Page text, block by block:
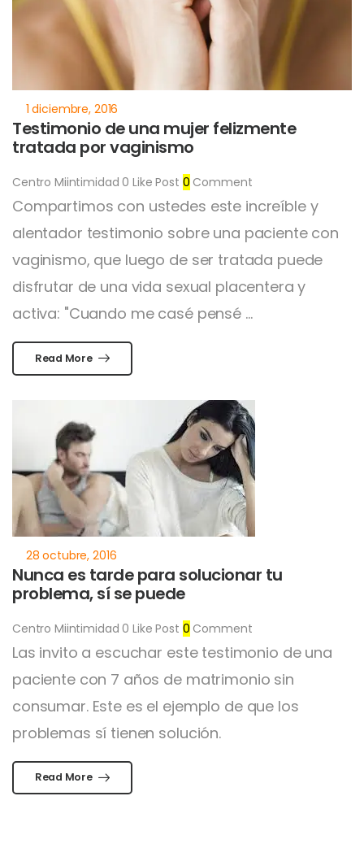
Testimonio de una mujer felizmente
tratada por vaginismo
Centro Miintimidad 0 Like Post 0 Comment
Compartimos con ustedes este increíble y
alentador testimonio sobre una paciente con
vaginismo, que luego de ser tratada puede
disfrutar de una vida sexual placentera y
activa: "Cuando me casé pensé ...
Read More
Nunca es tarde para solucionar tu
problema, sí se puede
Centro Miintimidad 0 Like Post 0 Comment
Las invito a escuchar este testimonio de una
paciente con 7 años de matrimonio sin
consumar. Este es el ejemplo de que los
problemas sí tienen solución.
Read More